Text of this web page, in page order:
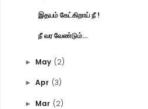
இதயம் கேட்கிறாய் நீ !
நீ வர வேண்டும்...
► May (2)
► Apr (3)
► Mar (2)